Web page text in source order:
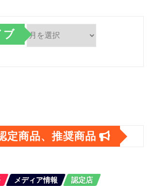
定商品、推奨商品
メディア情報 認定店